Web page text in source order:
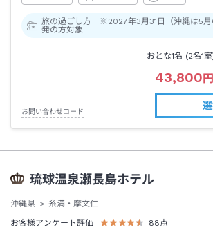
旅の過ごし方 ※2027年3月31日（沖縄は5月
発の方対象
おとな1名 (2名1
43,800円
お問い合わせコード
琉球温泉瀬長島ホテル
沖縄県
糸満・摩文仁
お客様アンケート評価
88点